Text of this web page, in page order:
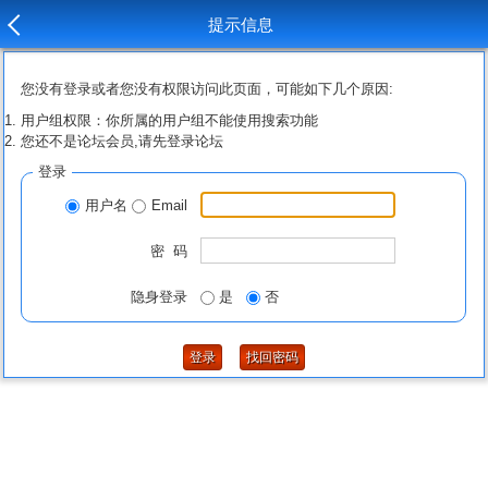
提示信息
您没有登录或者您没有权限访问此页面，可能如下几个原因:
用户组权限：你所属的用户组不能使用搜索功能
您还不是论坛会员,请先登录论坛
登录
用户名 Email
密 码
隐身登录 是 否